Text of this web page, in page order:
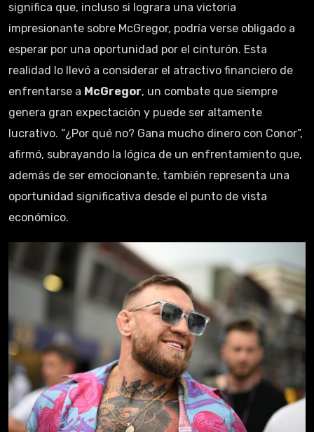
significa que, incluso si lograra una victoria
impresionante sobre McGregor, podría verse obligado a
esperar por una oportunidad por el cinturón. Esta
realidad lo llevó a considerar el atractivo financiero de
enfrentarse a McGregor, un combate que siempre
genera gran expectación y puede ser altamente
lucrativo. “¿Por qué no? Gana mucho dinero con Conor”,
afirmó, subrayando la lógica de un enfrentamiento que,
además de ser emocionante, también representa una
oportunidad significativa desde el punto de vista
económico.